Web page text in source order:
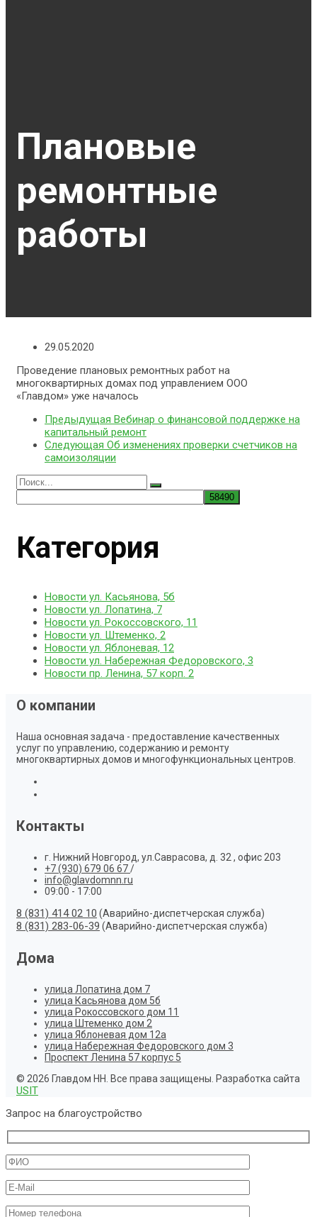
Плановые
ремонтные
работы
29.05.2020
Проведение плановых ремонтных работ на
многоквартирных домах под управлением ООО
«Главдом» уже началось
Предыдущая Вебинар о финансовой поддержке на
капитальный ремонт
Следующая Об изменениях проверки счетчиков на
самоизоляции
Поиск
по:
Категория
Новости ул. Касьянова, 5б
Новости ул. Лопатина, 7
Новости ул. Рокоссовского, 11
Новости ул. Штеменко, 2
Новости ул. Яблоневая, 12
Новости ул. Набережная Федоровского, 3
Новости пр. Ленина, 57 корп. 2
О компании
Наша основная задача - предоставление качественных
услуг по управлению, содержанию и ремонту
многоквартирных домов и многофункциональных центров.
Контакты
г. Нижний Новгород, ул.Саврасова, д. 32 , офис 203
+7 (930) 679 06 67/
info@glavdomnn.ru
09:00 - 17:00
8 (831) 414 02 10 (Аварийно-диспетчерская служба)
8 (831) 283-06-39 (Аварийно-диспетчерская служба)
Дома
улица Лопатина дом 7
улица Касьянова дом 5б
улица Рокоссовского дом 11
улица Штеменко дом 2
улица Яблоневая дом 12а
улица Набережная Федоровского дом 3
Проспект Ленина 57 корпус 5
© 2026 Главдом НН. Все права защищены. Разработка сайта
USIT
Запрос на благоустройство